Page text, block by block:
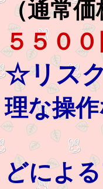
（通常価
５５０
☆リス
理な操
消
どによ